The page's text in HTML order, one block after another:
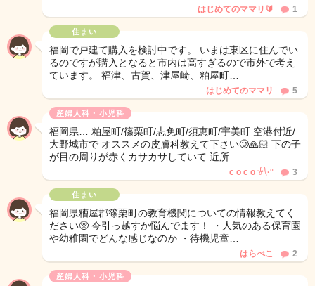
はじめてのママリ🔰 1
住まい
福岡で戸建て購入を検討中です。 いまは東区に住んでい
るのですが購入となると市内は高すぎるので市外で考え
ています。 福津、古賀、津屋崎、粕屋町…
はじめてのママリ 5
産婦人科・小児科
福岡県… 粕屋町/篠栗町/志免町/須恵町/宇美町 空港付近/
大野城市で オススメの皮膚科教えて下さい🥲🙏🏻 下の子
が目の周りが赤くカサカサしていて 近所…
c o c o 𓍯·° 3
住まい
福岡県糟屋郡篠栗町の教育機関についての情報教えてく
ださい🥺 今引っ越すか悩んでます！ ・人気のある保育園
や幼稚園でどんな感じなのか ・待機児童…
はらぺこ 2
産婦人科・小児科